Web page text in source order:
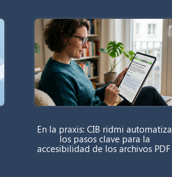
En la praxis: CIB ridmi automatiza
los pasos clave para la
accesibilidad de los archivos PDF